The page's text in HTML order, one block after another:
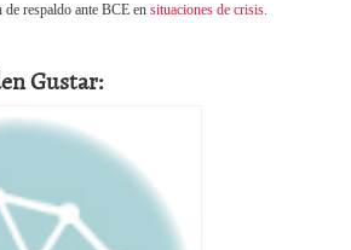
respaldo ante BCE en situaciones de crisis.
Gustar: